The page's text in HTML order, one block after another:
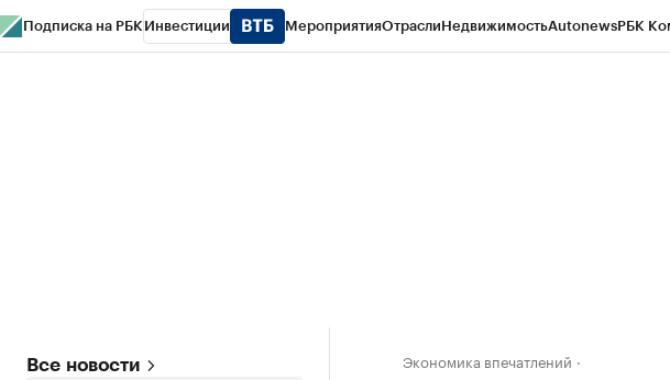
Подписка на РБК Инвестиции МероприятияОтраслиНедвижимостьAutonewsРБК
Все новости Экономика впечатлений